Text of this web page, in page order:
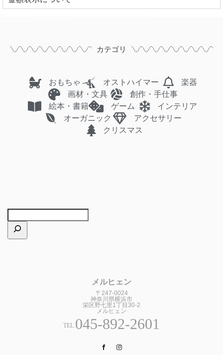
カテゴリ
おもちゃ オストハイマー
楽器
画材・文具
創作・手仕事
絵本・書籍
ゲーム
インテリア
オーガニック
アクセサリー
クリスマス
メルヒェン
〒247-0024
神奈川県横浜市
栄区野七里1丁目30-2
メルヒェン
TEL.045-892-2601
Facebook